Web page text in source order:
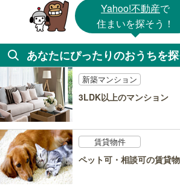
Yahoo!不動産で
住まいを探そう！
あなたにぴったりのおうちを探
新築マンション
3LDK以上のマンション
賃貸物件
ペット可・相談可の賃貸